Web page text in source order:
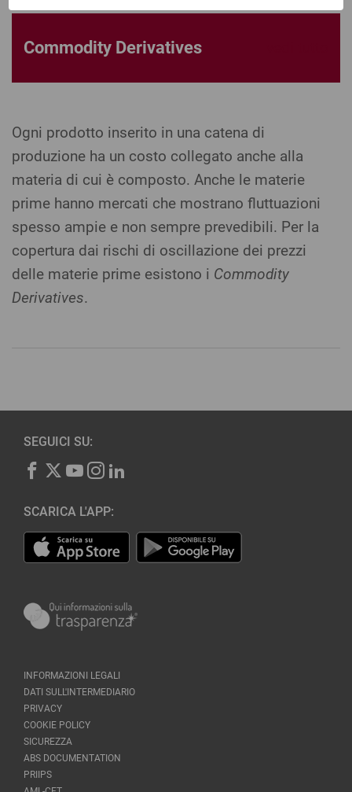
Commodity Derivatives
Ogni prodotto inserito in una catena di
produzione ha un costo collegato anche alla
materia di cui è composto. Anche le materie
prime hanno mercati che mostrano fluttuazioni
spesso ampie e non sempre prevedibili. Per la
copertura dai rischi di oscillazione dei prezzi
delle materie prime esistono i Commodity
Derivatives.
SEGUICI SU:
SCARICA L'APP:
INFORMAZIONI LEGALI
DATI SULL'INTERMEDIARIO
PRIVACY
COOKIE POLICY
SICUREZZA
ABS DOCUMENTATION
PRIIPS